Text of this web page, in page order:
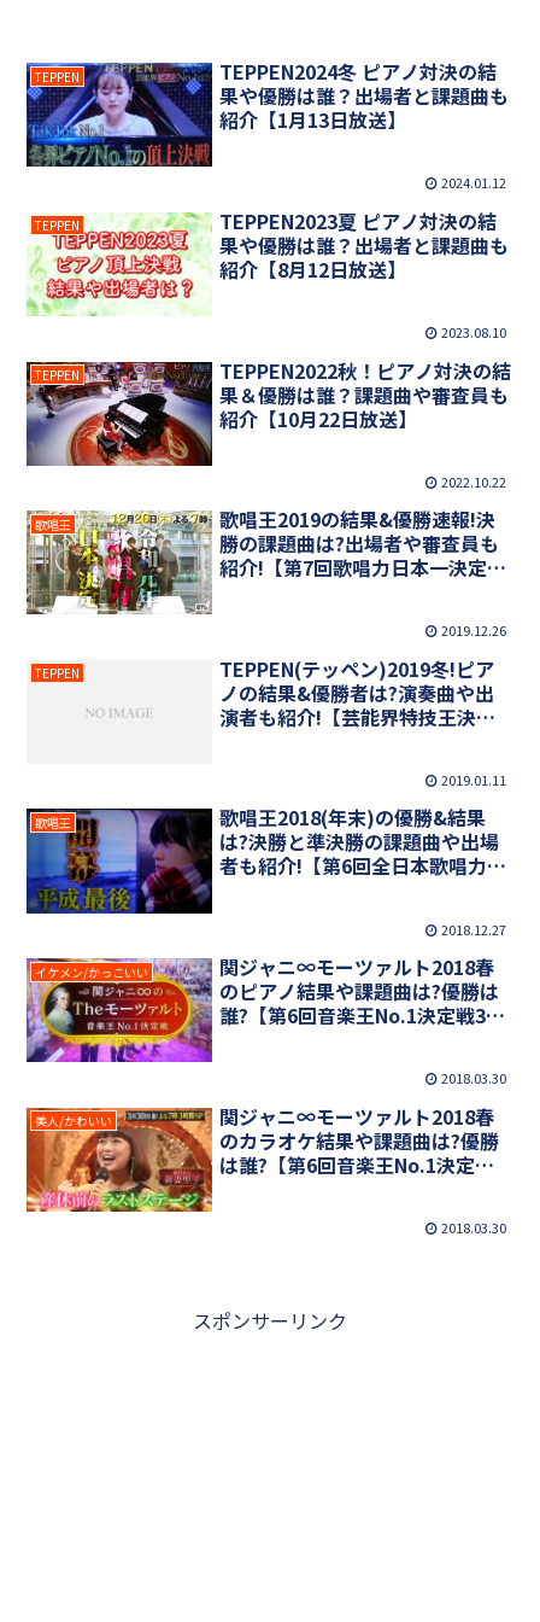
TEPPEN
TEPPEN2024冬 ピアノ対決の結
果や優勝は誰？出場者と課題曲も
紹介【1月13日放送】
2024.01.12
TEPPEN
TEPPEN2023夏 ピアノ対決の結
果や優勝は誰？出場者と課題曲も
紹介【8月12日放送】
2023.08.10
TEPPEN
TEPPEN2022秋！ピアノ対決の結
果＆優勝は誰？課題曲や審査員も
紹介【10月22日放送】
2022.10.22
歌唱王
歌唱王2019の結果&優勝速報!決
勝の課題曲は?出場者や審査員も
紹介!【第7回歌唱力日本一決定
2019.12.26
TEPPEN
TEPPEN(テッペン)2019冬!ピア
ノの結果&優勝者は?演奏曲や出
演者も紹介!【芸能界特技王決定
2019.01.11
歌唱王
歌唱王2018(年末)の優勝&結果
は?決勝と準決勝の課題曲や出場
者も紹介!【第6回全日本歌唱力選
2018.12.27
イケメン/かっこいい
関ジャニ∞モーツァルト2018春
のピアノ結果や課題曲は?優勝は
誰?【第6回音楽王No.1決定戦3時
2018.03.30
美人/かわいい
関ジャニ∞モーツァルト2018春
のカラオケ結果や課題曲は?優勝
は誰?【第6回音楽王No.1決定戦3
2018.03.30
スポンサーリンク